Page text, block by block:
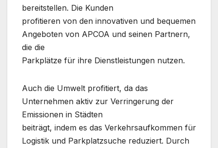
bereitstellen. Die Kunden
profitieren von den innovativen und bequemen
Angeboten von APCOA und seinen Partnern,
die die
Parkplätze für ihre Dienstleistungen nutzen.
Auch die Umwelt profitiert, da das
Unternehmen aktiv zur Verringerung der
Emissionen in Städten
beiträgt, indem es das Verkehrsaufkommen für
Logistik und Parkplatzsuche reduziert. Durch